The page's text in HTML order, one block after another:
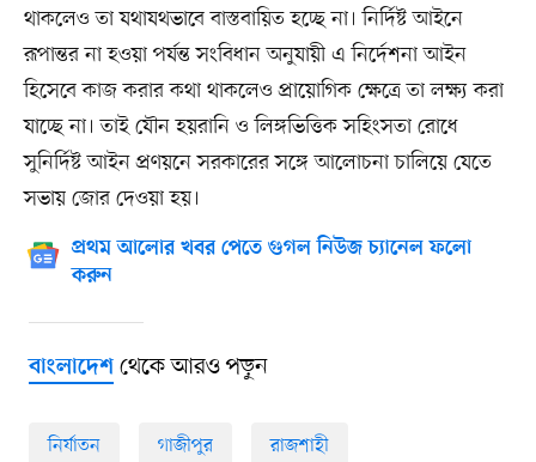
থাকলেও তা যথাযথভাবে বাস্তবায়িত হচ্ছে না। নির্দিষ্ট আইনে
রূপান্তর না হওয়া পর্যন্ত সংবিধান অনুযায়ী এ নির্দেশনা আইন
হিসেবে কাজ করার কথা থাকলেও প্রায়োগিক ক্ষেত্রে তা লক্ষ্য করা
যাচ্ছে না। তাই যৌন হয়রানি ও লিঙ্গভিত্তিক সহিংসতা রোধে
সুনির্দিষ্ট আইন প্রণয়নে সরকারের সঙ্গে আলোচনা চালিয়ে যেতে
সভায় জোর দেওয়া হয়।
প্রথম আলোর খবর পেতে গুগল নিউজ চ্যানেল ফলো
করুন
বাংলাদেশথেকে আরও পড়ুন
নির্যাতন গাজীপুর রাজশাহী